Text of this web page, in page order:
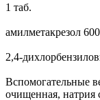
1 таб.
амилметакрезол
2,4-
Вспомогательные
очищенная, натрия